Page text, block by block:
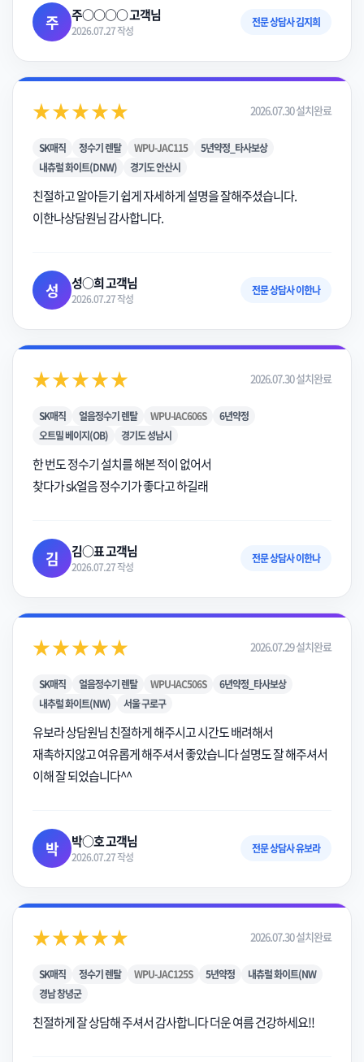
주 주○○○○ 고객님
2026.07.27 작성
전문 상담사 김지희
★★★★★ 2026.07.30 설치완료
SK매직 정수기 렌탈 WPU-JAC115
5년약정_타사보상
내츄럴 화이트(DNW)
경기도 안산시
친절하고 알아듣기 쉽게 자세하게 설명을 잘해주셨습니다.
이한나상담원님 감사합니다.
성 성○희 고객님
2026.07.27 작성
전문 상담사 이한나
★★★★★ 2026.07.30 설치완료
SK매직 얼음정수기 렌탈 WPU-IAC606S
6년약정
오트밀 베이지(OB)
경기도 성남시
한 번도 정수기 설치를 해본 적이 없어서
찾다가 sk얼음 정수기가 좋다고 하길래
김 김○표 고객님
2026.07.27 작성
전문 상담사 이한나
★★★★★ 2026.07.29 설치완료
SK매직 얼음정수기 렌탈 WPU-IAC506S
6년약정_타사보상
내추럴 화이트(NW)
서울 구로구
유보라 상담원님 친절하게 해주시고 시간도 배려해서
재촉하지않고 여유롭게 해주셔서 좋았습니다 설명도 잘 해주셔서
이해 잘 되었습니다^^
박 박○호 고객님
2026.07.27 작성
전문 상담사 유보라
★★★★★ 2026.07.30 설치완료
SK매직 정수기 렌탈 WPU-JAC125S 5년약정
내츄럴 화이트(NW
경남 창녕군
친절하게 잘 상담해 주셔서 감사합니다 더운 여름 건강하세요!!